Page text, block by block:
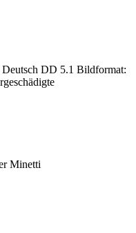
DD 5.1 Bildformat:
Minetti